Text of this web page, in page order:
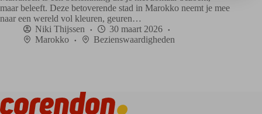
maar beleeft. Deze betoverende stad in Marokko neemt je mee
naar een wereld vol kleuren, geuren…
Niki Thijssen
30 maart 2026
Marokko
Bezienswaardigheden